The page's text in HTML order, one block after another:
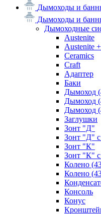
Дымоходы и
Дымоходы и
Дымоходные
Austenite
Austenite
Ceramics
Craft
Адаптер
Баки
Дымоход
Дымоход
Дымоход
Заглушки
Зонт "Д"
Зонт "Д" с
Зонт "К"
Зонт "К" с
Колено
Колено
Консоль
Конус